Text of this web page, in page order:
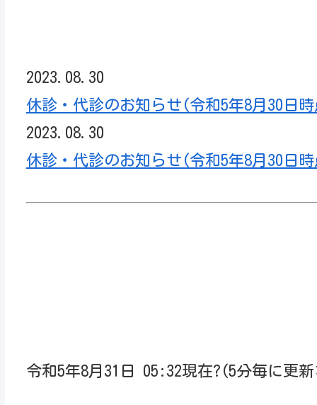
2023.08.30
休診・代診のお知らせ(令和5年8月30日時
2023.08.30
休診・代診のお知らせ(令和5年8月30日時
令和5年8月31日 05:32現在?(5分毎に更